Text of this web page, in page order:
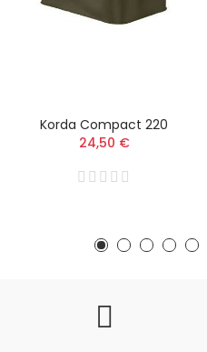
Korda Compact 220
24,50 €